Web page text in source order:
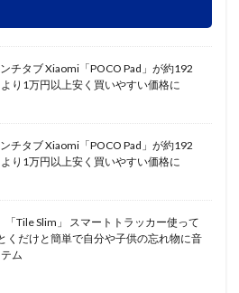
チタブ Xiaomi「POCO Pad」が約192
り1万円以上安く買いやすい価格に
チタブ Xiaomi「POCO Pad」が約192
り1万円以上安く買いやすい価格に
Tile Slim」 スマートトラッカー使って
くだけと簡単で自分や子供の忘れ物に音
ム